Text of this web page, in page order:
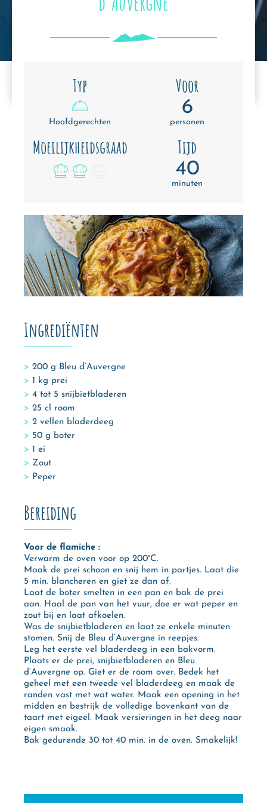
Typ
Hoofdgerechten
Voor
6
personen
Moeilijkheidsgraad Tijd
40
minuten
Ingrediënten
200 g Bleu d’Auvergne
1 kg prei
4 tot 5 snijbietbladeren
25 cl room
2 vellen bladerdeeg
50 g boter
1 ei
Zout
Peper
Bereiding
Voor de flamiche :
Verwarm de oven voor op 200°C.
Maak de prei schoon en snij hem in partjes. Laat die
5 min. blancheren en giet ze dan af.
Laat de boter smelten in een pan en bak de prei
aan. Haal de pan van het vuur, doe er wat peper en
zout bij en laat afkoelen.
Was de snijbietbladeren en laat ze enkele minuten
stomen. Snij de Bleu d’Auvergne in reepjes.
Leg het eerste vel bladerdeeg in een bakvorm.
Plaats er de prei, snijbietbladeren en Bleu
d’Auvergne op. Giet er de room over. Bedek het
geheel met een tweede vel bladerdeeg en maak de
randen vast met wat water. Maak een opening in het
midden en bestrijk de volledige bovenkant van de
taart met eigeel. Maak versieringen in het deeg naar
eigen smaak.
Bak gedurende 30 tot 40 min. in de oven. Smakelijk!